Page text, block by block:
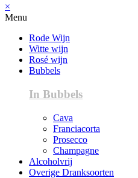
×
Menu
Rode Wijn
Witte wijn
Rosé wijn
Bubbels
In Bubbels
Cava
Franciacorta
Prosecco
Champagne
Alcoholvrij
Overige Dranksoorten